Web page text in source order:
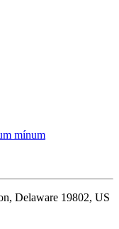
mínum
Delaware 19802, US